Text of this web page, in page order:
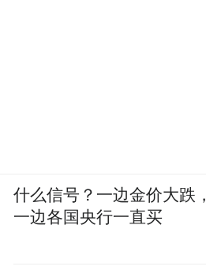
什么信号？一边金价大跌，
一边各国央行一直买